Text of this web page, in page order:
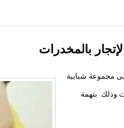
بالمخدرات
مجموعة شبابية
وذلك بتهمة